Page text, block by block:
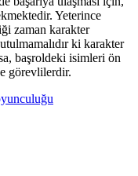
Yeterince
zaman karakter
ki karakter
başroldeki isimleri ön
görevlilerdir.